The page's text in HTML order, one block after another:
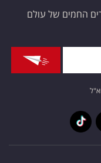
החמים של עולם